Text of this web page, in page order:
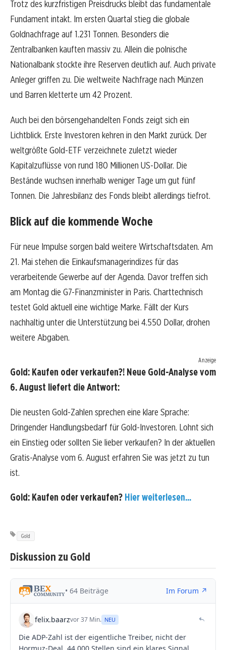
Trotz des kurzfristigen Preisdrucks bleibt das fundamentale
Fundament intakt. Im ersten Quartal stieg die globale
Goldnachfrage auf 1.231 Tonnen. Besonders die
Zentralbanken kauften massiv zu. Allein die polnische
Nationalbank stockte ihre Reserven deutlich auf. Auch private
Anleger griffen zu. Die weltweite Nachfrage nach Münzen
und Barren kletterte um 42 Prozent.
Auch bei den börsengehandelten Fonds zeigt sich ein
Lichtblick. Erste Investoren kehren in den Markt zurück. Der
weltgrößte Gold-ETF verzeichnete zuletzt wieder
Kapitalzuflüsse von rund 180 Millionen US-Dollar. Die
Bestände wuchsen innerhalb weniger Tage um gut fünf
Tonnen. Die Jahresbilanz des Fonds bleibt allerdings tiefrot.
Blick auf die kommende Woche
Für neue Impulse sorgen bald weitere Wirtschaftsdaten. Am
21. Mai stehen die Einkaufsmanagerindizes für das
verarbeitende Gewerbe auf der Agenda. Davor treffen sich
am Montag die G7-Finanzminister in Paris. Charttechnisch
testet Gold aktuell eine wichtige Marke. Fällt der Kurs
nachhaltig unter die Unterstützung bei 4.550 Dollar, drohen
weitere Abgaben.
Anzeige
Gold: Kaufen oder verkaufen?! Neue Gold-Analyse vom
6. August liefert die Antwort:
Die neusten Gold-Zahlen sprechen eine klare Sprache:
Dringender Handlungsbedarf für Gold-Investoren. Lohnt sich
ein Einstieg oder sollten Sie lieber verkaufen? In der aktuellen
Gratis-Analyse vom 6. August erfahren Sie was jetzt zu tun
ist.
Gold: Kaufen oder verkaufen? Hier weiterlesen...
Gold
Diskussion zu Gold